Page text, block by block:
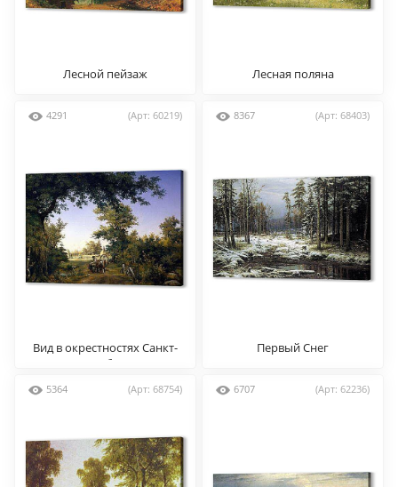
Лесной пейзаж Лесная поляна
4291 (Арт: 60219)
Вид в окрестностях Санкт-
Петербурга
8367 (Арт: 68403)
Первый Снег
5364 (Арт: 68754) 6707 (Арт: 62236)